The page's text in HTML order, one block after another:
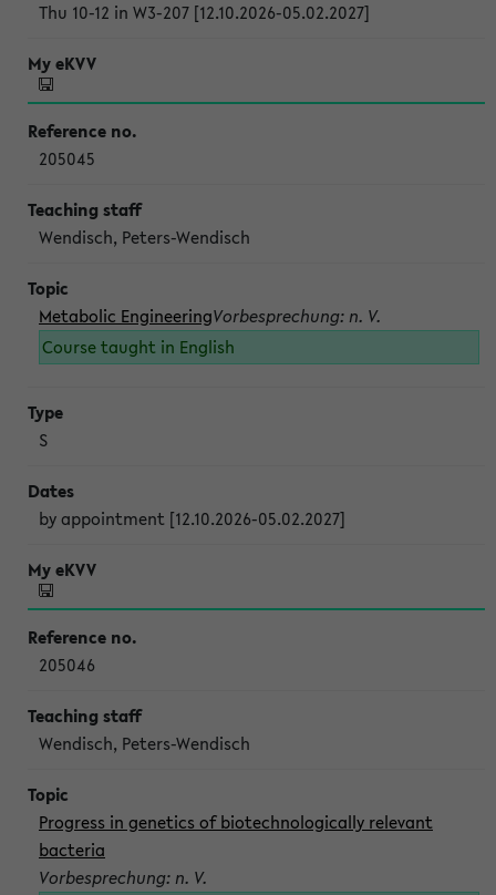
Thu 10-12 in W3-207 [12.10.2026-05.02.2027]
205045
Wendisch, Peters-Wendisch
Metabolic EngineeringVorbesprechung: n. V.
Course taught in English
S
by appointment [12.10.2026-05.02.2027]
205046
Wendisch, Peters-Wendisch
Progress in genetics of biotechnologically relevant
bacteria
Vorbesprechung: n. V.